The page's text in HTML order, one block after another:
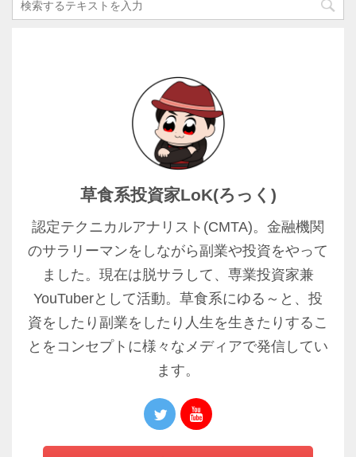
草食系投資家LoK(ろっく)
認定テクニカルアナリスト(CMTA)。金融機関
のサラリーマンをしながら副業や投資をやって
ました。現在は脱サラして、専業投資家兼
YouTuberとして活動。草食系にゆる～と、投
資をしたり副業をしたり人生を生きたりするこ
とをコンセプトに様々なメディアで発信してい
ます。